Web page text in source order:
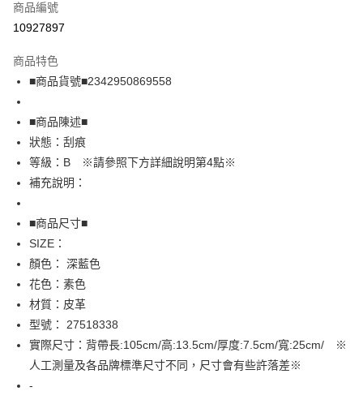
超商取貨付款
Apple Pay
街口支付
悠遊付
全盈+PAY
相關說明
AFTEE先享後付是「在收到商品之後才付款」的支付方式。 讓您購物簡單
便利好安心！
１．簡單：不需註冊會員、不需綁卡、不需儲值。
２．便利：只要手機號碼，簡訊認證，即可結帳。
３．安心：先確認商品／服務後，再付款。
【「AFTEE先享後付」結帳流程】
１．於結帳方式選擇「AFTEE先享後付」後，將跳轉至「AFTEE先享後付」
結帳頁面，進行簡訊認證並確認金額後，即可完成結帳。
運送方式
全家取貨付款
免運費
免運費
7-11取貨付款
商品編號
10927897
商品特色
■商品貨號■2342950869558
■商品陳述■
狀態：刮痕
等級：B ※請參照下方詳細說明第4點※
補充說明：
■商品尺寸■
SIZE：
顏色： 深藍色
花色：素色
材質：皮革
型號： 27518338
實際尺寸：背帶長:105cm/高:13.5cm/厚度:7.5cm/寬:25cm/ ※
人工測量及各品牌標準尺寸不同，尺寸會有些許落差※
-